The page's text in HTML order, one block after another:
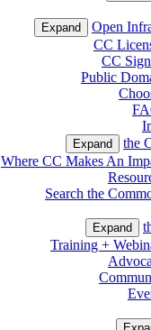
Open
Expand
CC
CC
Public
the
Expand
Where CC Makes An
Search the
Expand
Training +